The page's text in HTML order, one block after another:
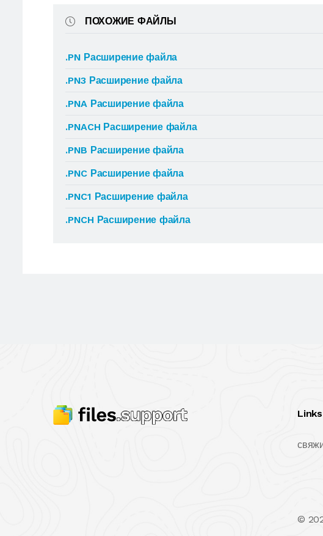
ПОХОЖИЕ ФАЙЛЫ
.PN Расширение файла
.PN3 Расширение файла
.PNA Расширение файла
.PNACH Расширение файла
.PNB Расширение файла
.PNC Расширение файла
.PNC1 Расширение файла
.PNCH Расширение файла
Links
©